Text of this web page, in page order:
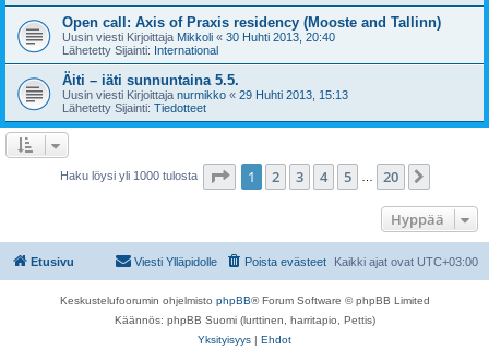
Open call: Axis of Praxis residency (Mooste and Tallinn)
Uusin viesti Kirjoittaja Mikkoli « 30 Huhti 2013, 20:40
Lähetetty Sijainti: International
Äiti – iäti sunnuntaina 5.5.
Uusin viesti Kirjoittaja nurmikko « 29 Huhti 2013, 15:13
Lähetetty Sijainti: Tiedotteet
Haku löysi yli 1000 tulosta Sivu /20
1 2 3 4 5 20
Hyppää
Etusivu Kaikki ajat ovat UTC+03:00
Poista evästeet
Viesti Ylläpidolle
Keskustelufoorumin ohjelmisto phpBB® Forum Software © phpBB Limited
Käännös: phpBB Suomi (lurttinen, harritapio, Pettis)
Yksityisyys | Ehdot